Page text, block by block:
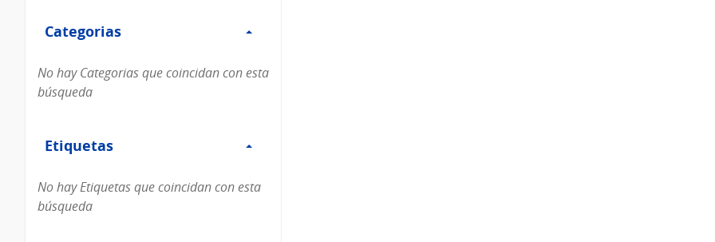
Categorias
Categorias
No hay Categorias que coincidan con esta
búsqueda
Etiquetas
Etiquetas
No hay Etiquetas que coincidan con esta
búsqueda